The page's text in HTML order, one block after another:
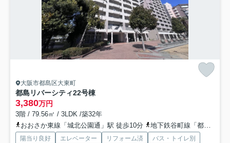
大阪市都島区大東町
都島リバーシティ22号棟
3,380万円
3階 / 79.56㎡ / 3LDK /築32年
おおさか東線「城北公園通」駅 徒歩10分
地下鉄谷町線「都島」駅 徒歩32分
陽当り良好 エレベーター リフォーム済
バス・トイレ別